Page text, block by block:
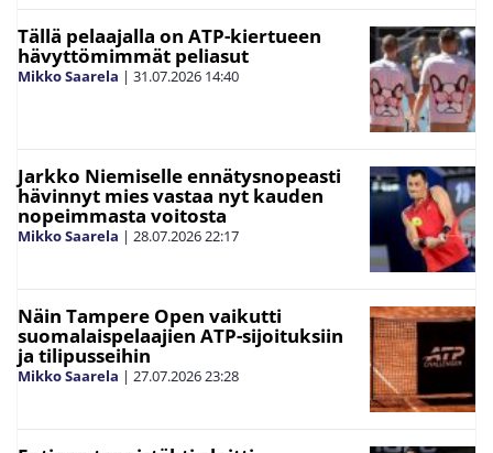
Tällä pelaajalla on ATP-kiertueen
hävyttömimmät peliasut
Mikko Saarela | 31.07.2026 14:40
Jarkko Niemiselle ennätysnopeasti
hävinnyt mies vastaa nyt kauden
nopeimmasta voitosta
Mikko Saarela | 28.07.202622:17
Näin Tampere Open vaikutti
suomalaispelaajien ATP-sijoituksiin
ja tilipusseihin
Mikko Saarela | 27.07.202623:28